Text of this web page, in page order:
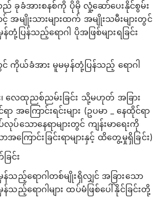
ည် ခုခံအားစနစ်ကို ပိုမို လှုံ့ဆော်ပေးနိုင်စွမ်း
အမျိုးသားများထက် အမျိုးသမီးများတွင်
ပြန်သည့်ရောဂါ ပိုအဖြစ်များရခြင်း
င် ကိုယ်ခံအား မူမမှန်တုံ့ပြန်သည့် ရောဂါ
း၊ လေထုညစ်ညမ်းခြင်း သို့မဟုတ် အခြား
အကြောင်းရင်းများ (ဥပမာ _ နေထိုင်ရာ
ောနေရာများတွင် ကျန်းမာရေးကို
ကြောင်းခြင်းရာများနှင့် ထိတွေ့မှုရှိခြင်း)
ြင်း
သည့်‌‌ရောဂါတစ်မျိုးရှိလျှင် အခြားသော
ည့်ရောဂါများ ထပ်မံဖြစ်ပေါ်နိုင်ခြင်းတို့